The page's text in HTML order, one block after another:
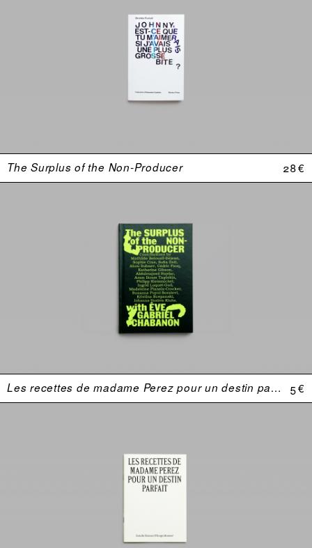
The Surplus of the Non-Producer 28 €
Les recettes de madame Perez pour un destin parfait 5 €